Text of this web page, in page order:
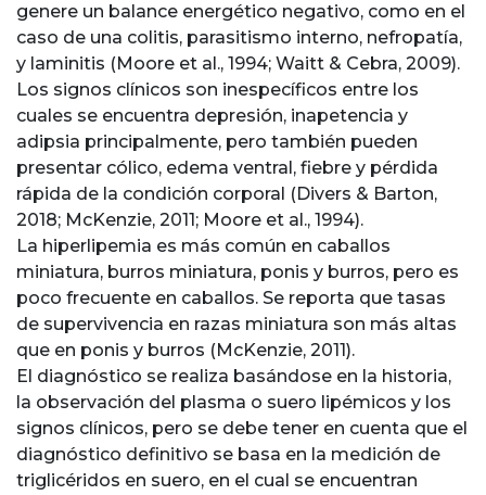
genere un balance energético negativo, como en el
caso de una colitis, parasitismo interno, nefropatía,
y laminitis (Moore et al., 1994; Waitt & Cebra, 2009).
Los signos clínicos son inespecíficos entre los
cuales se encuentra depresión, inapetencia y
adipsia principalmente, pero también pueden
presentar cólico, edema ventral, fiebre y pérdida
rápida de la condición corporal (Divers & Barton,
2018; McKenzie, 2011; Moore et al., 1994).
La hiperlipemia es más común en caballos
miniatura, burros miniatura, ponis y burros, pero es
poco frecuente en caballos. Se reporta que tasas
de supervivencia en razas miniatura son más altas
que en ponis y burros (McKenzie, 2011).
El diagnóstico se realiza basándose en la historia,
la observación del plasma o suero lipémicos y los
signos clínicos, pero se debe tener en cuenta que el
diagnóstico definitivo se basa en la medición de
triglicéridos en suero, en el cual se encuentran